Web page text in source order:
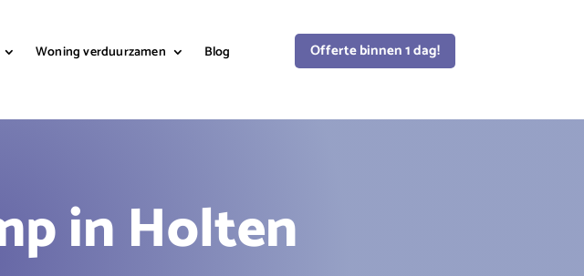
Woning verduurzamen
Blog
Offerte binnen 1 dag!
in Holten